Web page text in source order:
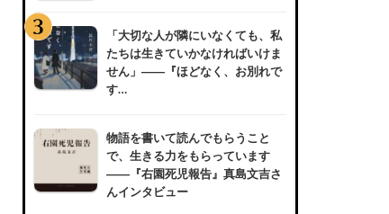
「大切な人が隣にいなくても、私
たちは生きていかなければいけま
せん」――『ほどなく、お別れで
す…
物語を書いて読んでもらうこと
で、生きる力をもらっています
――『右園死児報告』真島文吉さ
んインタビュー